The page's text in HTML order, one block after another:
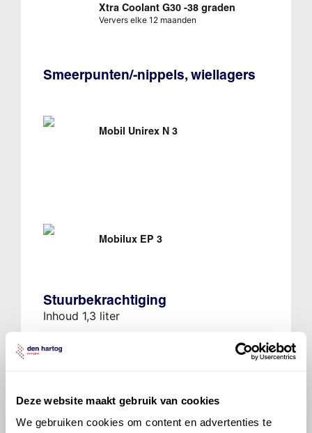
Deze website maakt gebruik van cookies
We gebruiken cookies om content en advertenties te
Xtra Coolant G30 -38 graden
Ververs elke 12 maanden
Smeerpunten/-nippels, wiellagers
Mobil Unirex N 3
Mobilux EP 3
Stuurbekrachtiging
Inhoud 1,3 liter